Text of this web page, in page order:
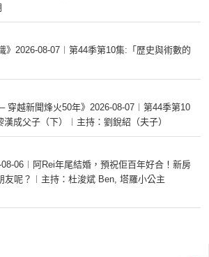
》2026-08-07︱第44季第10集:「歴史與術數的
穿越新聞烽火50年》2026-08-07︱第44季第10
漢成父子（下）︱主持：劉銳紹（夫子）
08-06︱阿Rei年尾結婚，預祝佢百年好合！新房
友呢？︱主持：杜浚斌 Ben, 塔羅小公主